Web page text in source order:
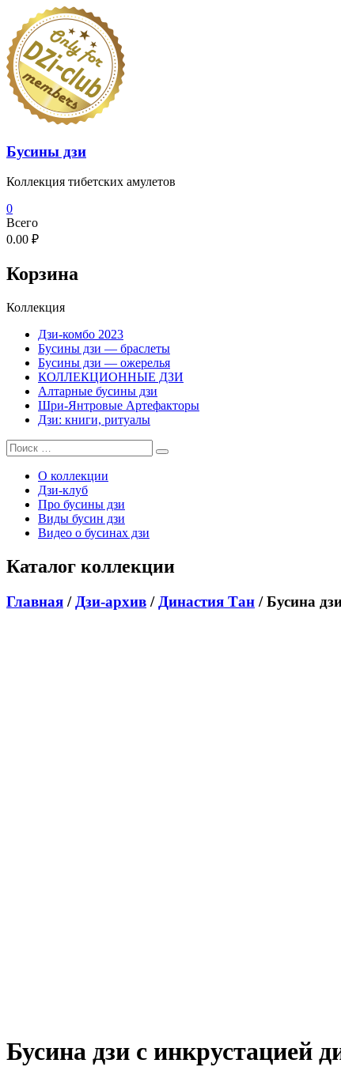
Перейти
содержимому
Бусины дзи
Коллекция тибетских амулетов
0
Всего
0.00 ₽
Корзина
Коллекция
Дзи-комбо 2023
Бусины дзи — браслеты
Бусины дзи — ожерелья
КОЛЛЕКЦИОННЫЕ ДЗИ
Алтарные бусины дзи
Шри-Янтровые Артефакторы
Дзи: книги, ритуалы
О коллекции
Дзи-клуб
Про бусины дзи
Виды бусин дзи
Видео о бусинах дзи
Каталог коллекции
Главная / Дзи-архив / Династия Тан / Бусина
Бусина дзи с инкрустацией